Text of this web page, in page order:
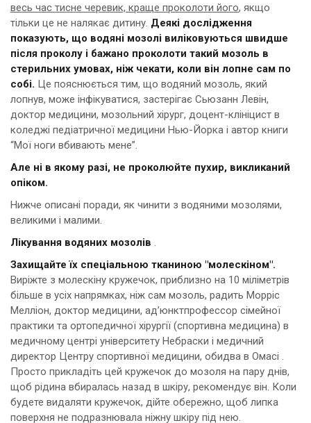
весь час тисне черевик, краще проколоти його, якщо
тільки це не налякає дитину. Деякі дослідження
показують, що водяні мозолі виліковуються швидше
після проколу і бажано проколоти такий мозоль в
стерильних умовах, ніж чекати, коли він лопне сам по
собі. Це пояснюється тим, що водяний мозоль, який
лопнув, може інфікуватися, застерігає Сьюзанн Левін,
доктор медицини, мозольний хірург, доцент-клініцист в
коледжі педіатричної медицини Нью-Йорка і автор книги
“Мої ноги вбивають мене”.
Але ні в якому разі, не проколюйте пухир, викликаний
опіком.
Нижче описані поради, як чинити з водяними мозолями,
великими і малими.
Лікування водяних мозолів .
Захищайте їх спеціальною тканиною "молескіном".
Виріжте з молескіну кружечок, приблизно на 10 міліметрів
більше в усіх напрямках, ніж сам мозоль, радить Морріс
Мелліон, доктор медицини, ад’юнктпрофессор сімейної
практики та ортопедичної хірургії (спортивна медицина) в
медичному центрі університету Небраски і медичний
директор Центру спортивної медицини, обидва в Омасі .
Просто прикладіть цей кружечок до мозоля на пару днів,
щоб рідина вбиралась назад в шкіру, рекомендує він. Коли
будете видаляти кружечок, дійте обережно, щоб липка
поверхня не подразнювала ніжну шкіру під нею.